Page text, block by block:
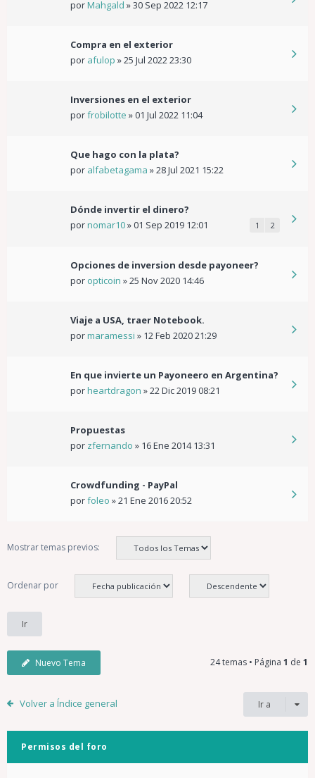
porMahgald »30 Sep 2022 12:17
Compra en el exterior
por afulop »25 Jul 2022 23:30
Inversiones en el exterior
porfrobilotte »01 Jul 2022 11:04
Que hago con la plata?
por alfabetagama »28 Jul 2021 15:22
Dónde invertir el dinero?
pornomar10»01 Sep 2019 12:01 1 2
Opciones de inversion desde payoneer?
por opticoin »25 Nov 2020 14:46
Viaje a USA, traer Notebook.
pormaramessi » 12 Feb 2020 21:29
En que invierte un Payoneero en Argentina?
porheartdragon »22 Dic 2019 08:21
Propuestas
por zfernando » 16 Ene 2014 13:31
Crowdfunding - PayPal
porfoleo »21 Ene 2016 20:52
Mostrar temas previos:
Ordenar por
Nuevo Tema 24 temas • Página 1 de 1
Volver a Índice general Ir a
Permisos del foro